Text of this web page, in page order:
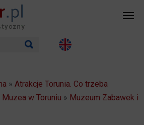
»Atrakcje Torunia. Co trzeba
Muzea w Toruniu » Muzeum Zabawek i